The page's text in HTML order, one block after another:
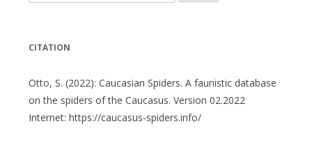
nach:
CITATION
Otto, S. (2022): Caucasian Spiders. A faunistic database
on the spiders of the Caucasus. Version 02.2022
Internet: https://caucasus-spiders.info/